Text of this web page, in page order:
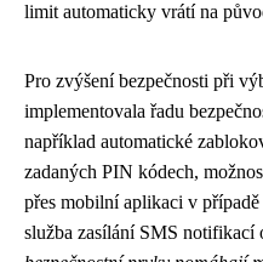
limit automaticky vrátí na
Pro zvýšení bezpečnosti při
implementovala řadu
například automatické
zadaných PIN kódech,
přes mobilní aplikaci v
služba zasílání SMS notifikací